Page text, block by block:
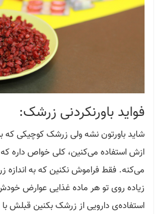
فواید باورنکردنی زرشک:
شاید باورتون نشه ولی زرشک کوچیکی که
ازش استفاده می‌کنین، کلی خواص داره
می‌کنه. فقط فراموش نکنین که به
زیاده روی تو هر ماده غذایی عوارض
استفاده‌ی دارویی از زرشک بکنین قبلش